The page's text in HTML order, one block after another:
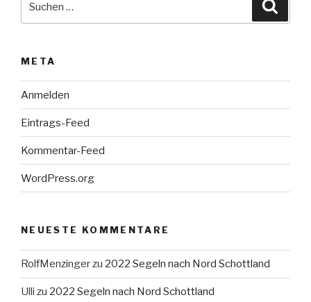
META
Anmelden
Eintrags-Feed
Kommentar-Feed
WordPress.org
NEUESTE KOMMENTARE
RolfMenzingerzu 2022 Segeln nach Nord Schottland
Ulli zu 2022 Segeln nach Nord Schottland